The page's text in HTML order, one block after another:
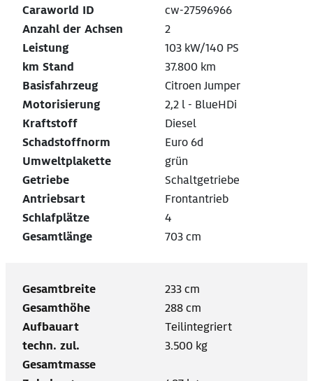
Caraworld ID
cw-27596966
Anzahl der Achsen
2
Leistung
103 kW/140 PS
km Stand
37.800 km
Basisfahrzeug
Citroen Jumper
Motorisierung
2,2 l - BlueHDi
Kraftstoff
Diesel
Schadstoffnorm
Euro 6d
Umweltplakette
grün
Getriebe
Schaltgetriebe
Antriebsart
Frontantrieb
Schlafplätze
4
Gesamtlänge
703 cm
Gesamtbreite
233 cm
Gesamthöhe
288 cm
Aufbauart
Teilintegriert
techn. zul.
Gesamtmasse
3.500 kg